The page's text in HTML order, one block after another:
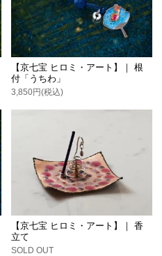
【京七宝 ヒロミ・アート】｜ 根
付「うちわ」
3,850円(税込)
【京七宝 ヒロミ・アート】｜ 香
立て
SOLD OUT